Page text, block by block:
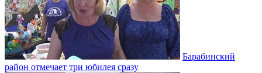
Барабинский
район отмечает три юбилея сразу